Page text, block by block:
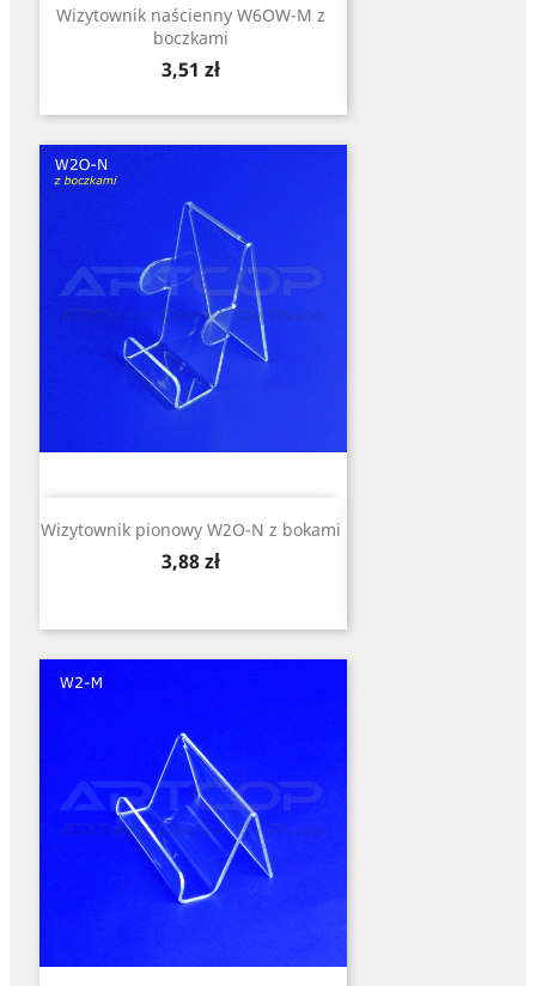
Wizytownik naścienny W6OW-M z
boczkami
Cena
3,51 zł
Wizytownik pionowy W2O-N z bokami
Cena
3,88 zł